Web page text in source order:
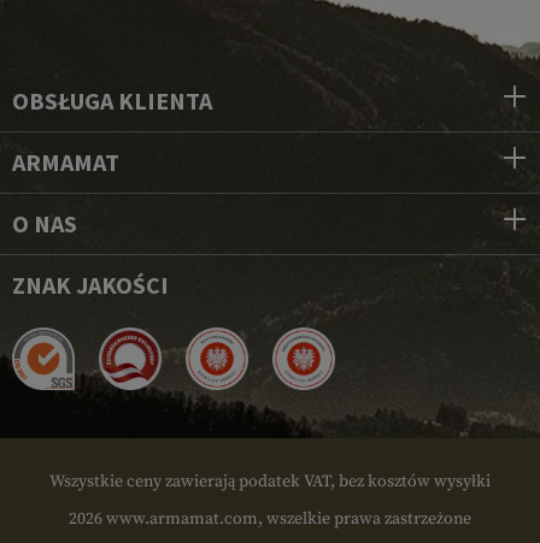
OBSŁUGA KLIENTA
ARMAMAT
O NAS
ZNAK JAKOŚCI
Wszystkie ceny zawierają podatek VAT, bez kosztów wysyłki
2026 www.armamat.com, wszelkie prawa zastrzeżone